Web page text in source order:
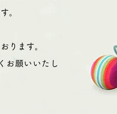
。
ります。
お願いいたし